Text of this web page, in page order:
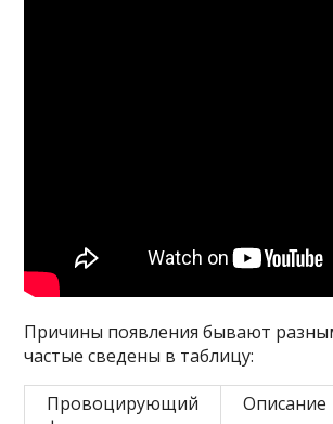
Причины появления бывают
частые сведены в таблицу:
Провоцирующий
Описание